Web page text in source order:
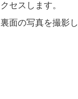
セスします。
面の写真を撮影し